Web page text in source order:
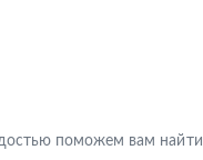
поможем вам найти